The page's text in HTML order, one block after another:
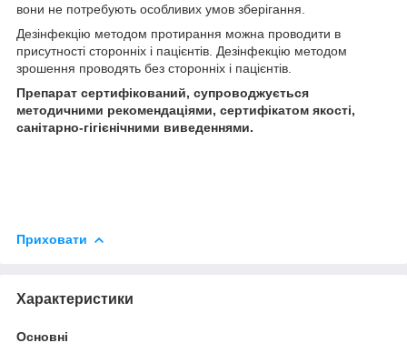
вони не потребують особливих умов зберігання.
Дезінфекцію методом протирання можна проводити в
присутності сторонніх і пацієнтів. Дезінфекцію методом
зрошення проводять без сторонніх і пацієнтів.
Препарат сертифікований, супроводжується
методичними рекомендаціями, сертифікатом якості,
санітарно-гігієнічними виведеннями.
Приховати
Характеристики
Основні